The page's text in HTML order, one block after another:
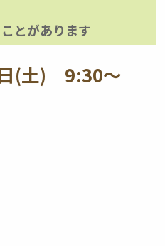
とがあります
(土) 9:30～